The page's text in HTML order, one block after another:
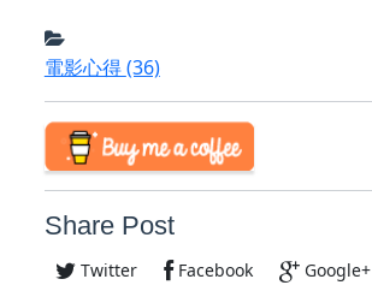
電影心得(36)
Share Post
Twitter Facebook Google+